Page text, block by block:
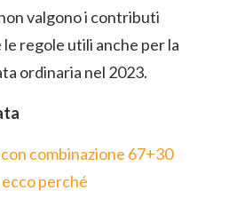
valgono i contributi
regole utili anche per la
ordinaria nel 2023.
combinazione 67+30
perché